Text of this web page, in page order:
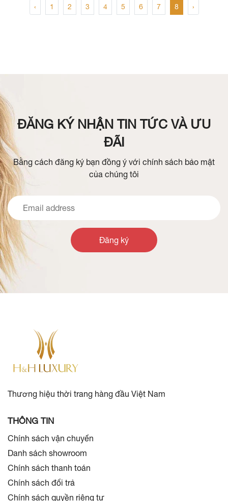
‹ 1 2 3 4 5 6 7 8 ›
ĐĂNG KÝ NHẬN TIN TỨC VÀ ƯU
ĐÃI
Bằng cách đăng ký bạn đồng ý với chính sách bảo mật
của chúng tôi
Đăng ký
Thương hiệu thời trang hàng đầu Việt Nam
THÔNG TIN
Chính sách vận chuyển
Danh sách showroom
Chính sách thanh toán
Chính sách đổi trả
Chính sách quyền riêng tư